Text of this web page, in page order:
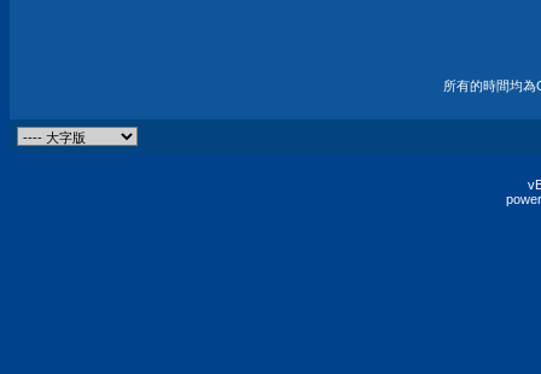
所有的時間均為